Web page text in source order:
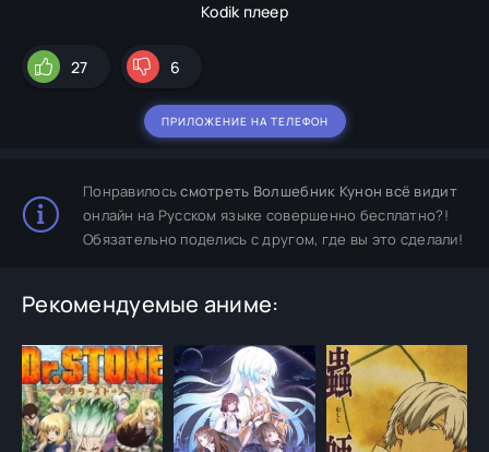
Kodik плеер
27 6
ПРИЛОЖЕНИЕ НА ТЕЛЕФОН
Понравилосьсмотреть Волшебник Кунон всё видит
онлайн на Русском языке совершенно бесплатно?!
Обязательно поделись с другом, где вы это сделали!
Рекомендуемые аниме: